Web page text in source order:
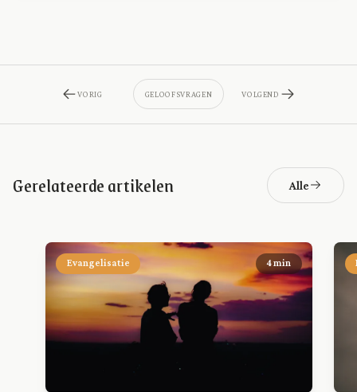
VORIG GELOOFSVRAGEN VOLGEND
Gerelateerde artikelen Alle
Evangelisatie 4 min